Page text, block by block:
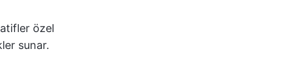
özel
sunar.